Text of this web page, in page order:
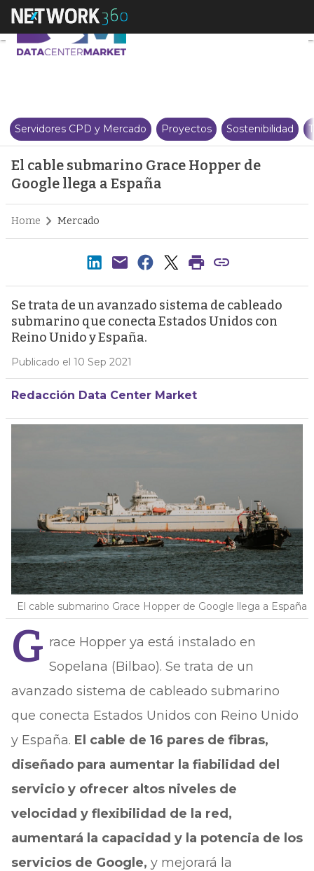
El cable submarino Grace
Servidores CPD y Mercado Proyectos Sostenibilidad
El cable submarino Grace Hopper de
Google llega a España
Home Mercado
Se trata de un avanzado sistema de cableado
submarino que conecta Estados Unidos con
Reino Unido y España.
Publicado el 10 Sep 2021
Redacción Data Center Market
El cable submarino Grace Hopper de Google llega a España
G race Hopper ya está instalado en
Sopelana (Bilbao). Se trata de un
avanzado sistema de cableado submarino
que conecta Estados Unidos con Reino Unido
y España. El cable de 16 pares de fibras,
diseñado para aumentar la fiabilidad del
servicio y ofrecer altos niveles de
velocidad y flexibilidad de la red,
aumentará la capacidad y la potencia de los
servicios de Google, y mejorará la